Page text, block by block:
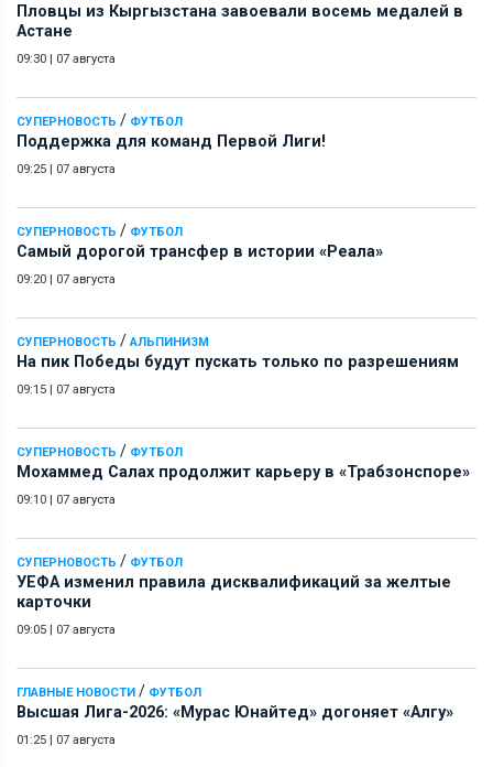
Пловцы из Кыргызстана завоевали восемь медалей в
Астане
09:30 | 07 августа
СУПЕРНОВОСТЬ / ФУТБОЛ
Поддержка для команд Первой Лиги!
09:25 | 07 августа
СУПЕРНОВОСТЬ / ФУТБОЛ
Самый дорогой трансфер в истории «Реала»
09:20 | 07 августа
СУПЕРНОВОСТЬ / АЛЬПИНИЗМ
На пик Победы будут пускать только по разрешениям
09:15 | 07 августа
СУПЕРНОВОСТЬ / ФУТБОЛ
Мохаммед Салах продолжит карьеру в «Трабзонспоре»
09:10 | 07 августа
СУПЕРНОВОСТЬ / ФУТБОЛ
УЕФА изменил правила дисквалификаций за желтые
карточки
09:05 | 07 августа
ГЛАВНЫЕ НОВОСТИ / ФУТБОЛ
Высшая Лига-2026: «Мурас Юнайтед» догоняет «Алгу»
01:25 | 07 августа